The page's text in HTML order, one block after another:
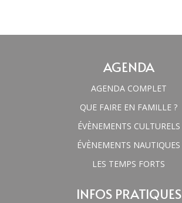
AGENDA
AGENDA COMPLET
QUE FAIRE EN FAMILLE ?
ÉVÈNEMENTS CULTURELS
ÉVÈNEMENTS NAUTIQUES
LES TEMPS FORTS
INFOS PRATIQUES